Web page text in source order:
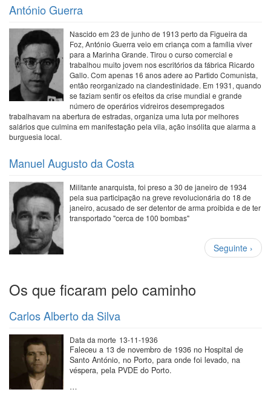
António Guerra
Nascido em 23 de junho de 1913 perto da Figueira da
Foz, António Guerra veio em criança com a família viver
para a Marinha Grande. Tirou o curso comercial e
trabalhou muito jovem nos escritórios da fábrica Ricardo
Gallo. Com apenas 16 anos adere ao Partido Comunista,
então reorganizado na clandestinidade. Em 1931, quando
se faziam sentir os efeitos da crise mundial e grande
número de operários vidreiros desempregados
trabalhavam na abertura de estradas, organiza uma luta por melhores
salários que culmina em manifestação pela vila, ação insólita que alarma a
burguesia local.
Manuel Augusto da Costa
Militante anarquista, foi preso a 30 de janeiro de 1934
pela sua participação na greve revolucionária do 18 de
janeiro, acusado de ser detentor de arma proibida e de ter
transportado "cerca de 100 bombas"
Paginação
Próxima
página
Seguinte ›
Os que ficaram pelo caminho
Carlos Alberto da Silva
Data da morte 13-11-1936
Faleceu a 13 de novembro de 1936 no Hospital de
Santo António, no Porto, para onde foi levado, na
véspera, pela PVDE do Porto.
…